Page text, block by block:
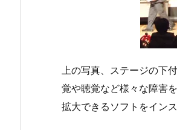
上の写真、ステージの下
覚や聴覚など様々な障害
拡大できるソフトをイン